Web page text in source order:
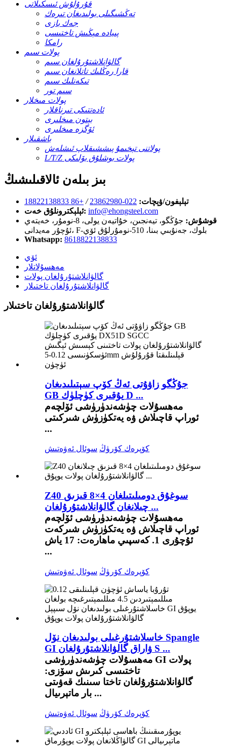
قۇرۇلۇش ئىسكىلاتى
تەڭشىگىلى بولىدىغان تىرەك
جەك بازى
پىيادە مېڭىش تاختىسى
رامكا
پولات سىم
گالۋانلاشتۇرۇلغان سىم
قارا رەڭلىك تاتلانغان سىم
تىكەنلىك سىم
سىم تور
پولات مىخلار
ئادەتتىكى تىرناقلار
بېتون مىخلىرى
ئۆگزە مىخلىرى
باشقىلار
پولاتنى تېخىمۇ پىششىقلاپ ئىشلەش
L/T/Z پولات بوشلۇق بۆلىكى
بىز بىلەن ئالاقىلىشىڭ
تېلېفون/ۋېچات: 022-23862980
/
+86 18822138833
ئېلېكترونلۇق خەت: info@ehongsteel.com
قوشۇش:
جۇڭگو، تيەنجىن، خۇاتيەن يولى، 8-نومۇر، خەيتەي
ئۇچۇر مەيدانى، F-بلوك، جەنۇبىي بىنا، 510-نومۇرلۇق ئۆي
Whatsapp: 8618822138833
ئۆي
مەھسۇلاتلار
گالۋانلاشتۇرۇلغان پولات
گالۋانلاشتۇرۇلغان تاختىلار
گالۋانلاشتۇرۇلغان تاختىلار
جۇڭگو زاۋۇتى ئەڭ كۆپ سېتىلىدىغان
GB يۇقىرى كۈچلۈك D ...
مەھسۇلات چۈشەندۈرۈشى ئۆلچەم
ئوراپ قاچىلاش ۋە يەتكۈزۈش شىركىتى
...
كۆپرەك كۆرۈڭ سوئال ئەۋەتىش
Z40 سوغۇق دومىلىتىلغان 4×8 قىزىق
چىلانغان گالۋانلاشتۇرۇلغان ...
مەھسۇلات چۈشەندۈرۈشى ئۆلچەم
ئوراپ قاچىلاش ۋە يەتكۈزۈش شىركەت
ئۇچۇرى 1. كەسپىي ماھارەت: 17 ياش
...
كۆپرەك كۆرۈڭ سوئال ئەۋەتىش
خاسلاشتۇرغىلى بولىدىغان نۆل Spangle
GI ۋاراق گالۋانلاشتۇرۇلغان S ...
مەھسۇلات چۈشەندۈرۈشى GI پولات
تاختىسى كىرىش سۆزى:
گالۋانلاشتۇرۇلغان تاختا سىنىك قەۋىتى
بار ماتېرىيال ...
كۆپرەك كۆرۈڭ سوئال ئەۋەتىش